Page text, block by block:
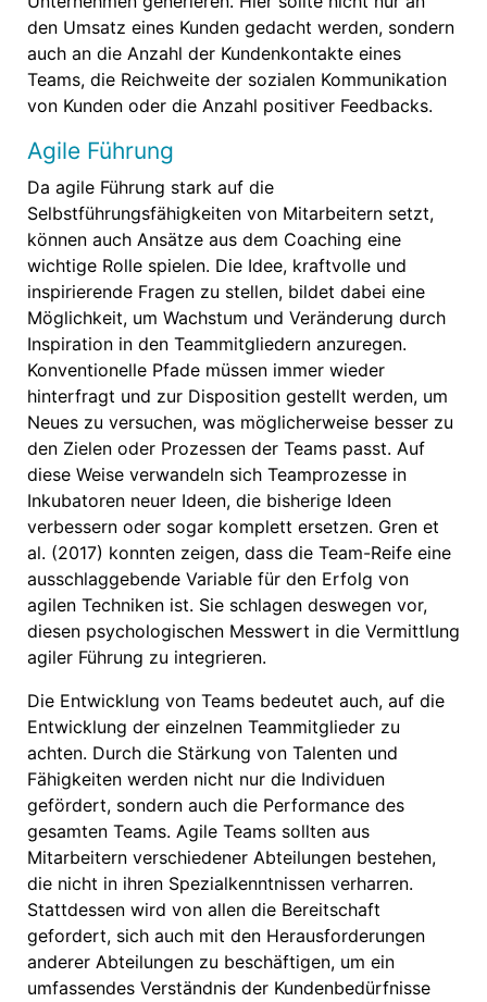
den Umsatz eines Kunden gedacht werden, sondern
auch an die Anzahl der Kundenkontakte eines
Teams, die Reichweite der sozialen Kommunikation
von Kunden oder die Anzahl positiver Feedbacks.
Agile Führung
Da agile Führung stark auf die
Selbstführungsfähigkeiten von Mitarbeitern setzt,
können auch Ansätze aus dem Coaching eine
wichtige Rolle spielen. Die Idee, kraftvolle und
inspirierende Fragen zu stellen, bildet dabei eine
Möglichkeit, um Wachstum und Veränderung durch
Inspiration in den Teammitgliedern anzuregen.
Konventionelle Pfade müssen immer wieder
hinterfragt und zur Disposition gestellt werden, um
Neues zu versuchen, was möglicherweise besser zu
den Zielen oder Prozessen der Teams passt. Auf
diese Weise verwandeln sich Teamprozesse in
Inkubatoren neuer Ideen, die bisherige Ideen
verbessern oder sogar komplett ersetzen. Gren et
al. (2017) konnten zeigen, dass die Team-Reife eine
ausschlaggebende Variable für den Erfolg von
agilen Techniken ist. Sie schlagen deswegen vor,
diesen psychologischen Messwert in die Vermittlung
agiler Führung zu integrieren.
Die Entwicklung von Teams bedeutet auch, auf die
Entwicklung der einzelnen Teammitglieder zu
achten. Durch die Stärkung von Talenten und
Fähigkeiten werden nicht nur die Individuen
gefördert, sondern auch die Performance des
gesamten Teams. Agile Teams sollten aus
Mitarbeitern verschiedener Abteilungen bestehen,
die nicht in ihren Spezialkenntnissen verharren.
Stattdessen wird von allen die Bereitschaft
gefordert, sich auch mit den Herausforderungen
anderer Abteilungen zu beschäftigen, um ein
umfassendes Verständnis der Kundenbedürfnisse